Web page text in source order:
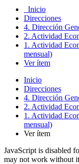
Inicio
Direcciones
4. Dirección
2. Actividad
1. Actividad
mensual)
Ver ítem
Inicio
Direcciones
4. Dirección
2. Actividad
1. Actividad
mensual)
Ver ítem
JavaScript is disabled
may not work without